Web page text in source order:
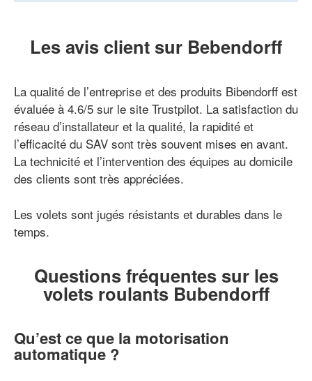
Les avis client sur Bebendorff
La qualité de l’entreprise et des produits Bibendorff est
évaluée à 4.6/5 sur le site Trustpilot. La satisfaction du
réseau d’installateur et la qualité, la rapidité et
l’efficacité du SAV sont très souvent mises en avant.
La technicité et l’intervention des équipes au domicile
des clients sont très appréciées.
Les volets sont jugés résistants et durables dans le
temps.
Questions fréquentes sur les
volets roulants Bubendorff
Qu’est ce que la motorisation
automatique ?